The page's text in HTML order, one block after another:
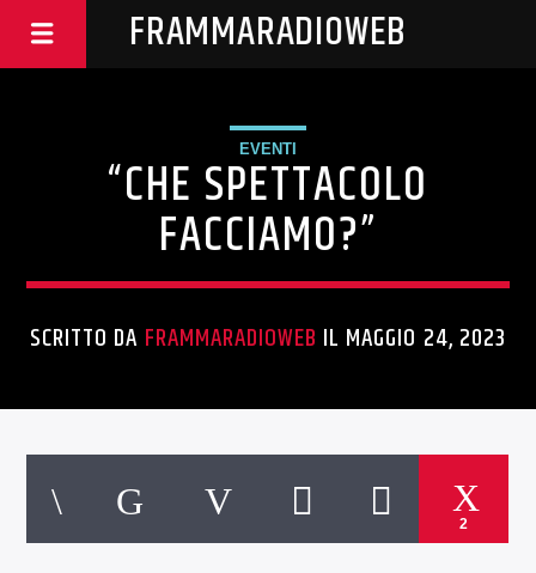
FRAMMARADIOWEB
EVENTI
“CHE SPETTACOLO
FACCIAMO?”
SCRITTO DA FRAMMARADIOWEB IL MAGGIO 24, 2023
2